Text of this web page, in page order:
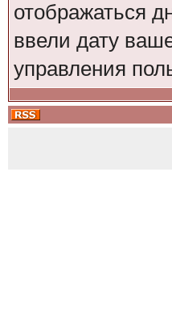
отображаться
ввели дату
управления